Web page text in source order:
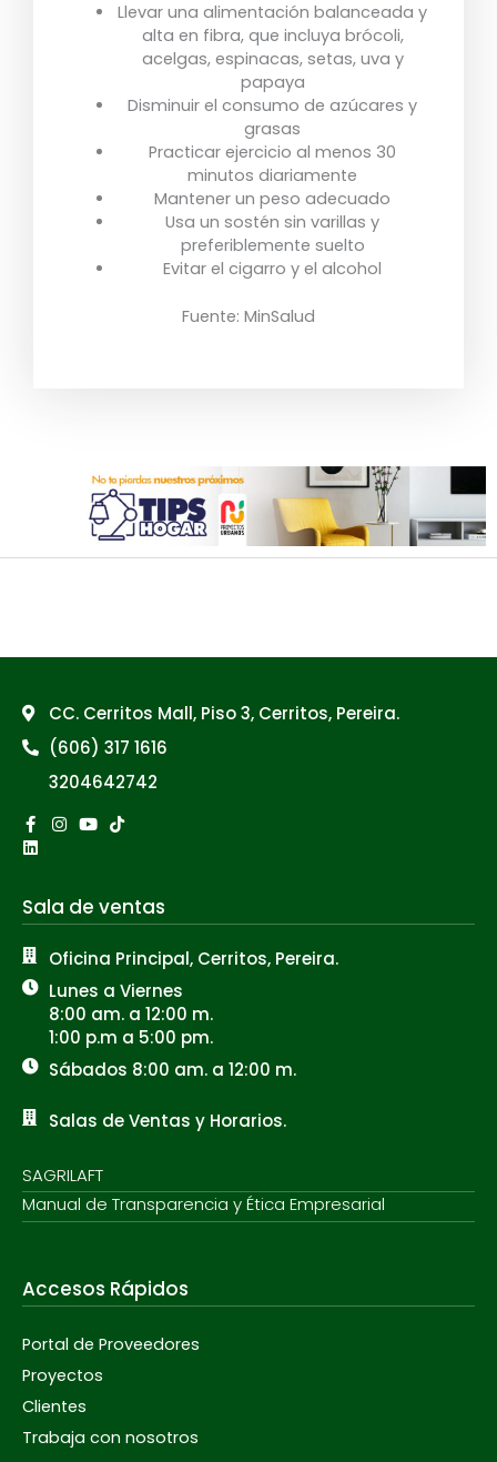
Llevar una alimentación balanceada y
alta en fibra, que incluya brócoli,
acelgas, espinacas, setas, uva y
papaya
Disminuir el consumo de azúcares y
grasas
Practicar ejercicio al menos 30
minutos diariamente
Mantener un peso adecuado
Usa un sostén sin varillas y
preferiblemente suelto
Evitar el cigarro y el alcohol
Fuente: MinSalud
CC. Cerritos Mall, Piso 3, Cerritos, Pereira.
(606) 317 1616
3204642742
Facebook-
f
Instagram
Youtube
Tiktok
Linkedin
Sala de ventas
Oficina Principal, Cerritos, Pereira.
Lunes a Viernes
8:00 am. a 12:00 m.
1:00 p.m a 5:00 pm.
Sábados 8:00 am. a 12:00 m.
Salas de Ventas y Horarios.
SAGRILAFT
Manual de Transparencia y Ética Empresarial
Accesos Rápidos
Portal de Proveedores
Proyectos
Clientes
Trabaja con nosotros